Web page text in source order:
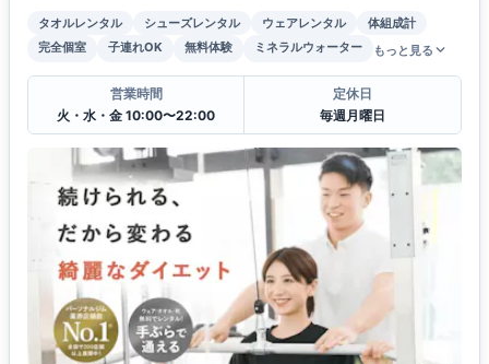
タオルレンタル シューズレンタル ウェアレンタル
体組成計
完全個室
子連れOK 無料体験 ミネラルウォーター もっと見る
営業時間
火・水・金 10:00〜22:00
定休日
毎週月曜日